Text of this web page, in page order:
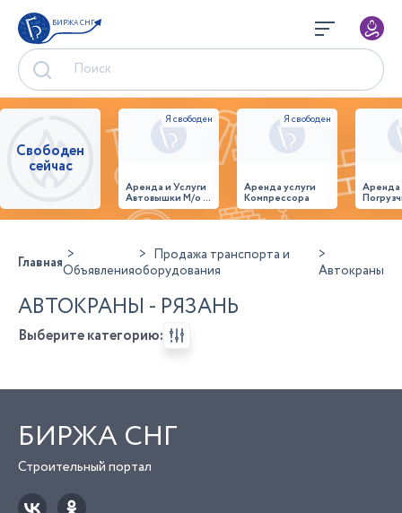
БИРЖА СНГ
Свободен
сейчас
Аренда и Услуги
Автовышки М/о г.
Домодедово
26,28,32 место
Аренда услуги
Компрессора
ГлавнаяОбъявления
Продажа транспорта и
оборудования
Автокраны
АВТОКРАНЫ - РЯЗАНЬ
Выберите категорию:
БИРЖА СНГ
Строительный портал